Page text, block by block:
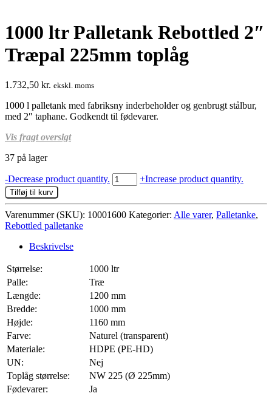
1000 ltr Palletank Rebottled 2″
Træpal 225mm toplåg
1.732,50 kr. ekskl. moms
1000 l palletank med fabriksny inderbeholder og genbrugt stålbur,
med 2″ taphane. Godkendt til fødevarer.
Vis fragt oversigt
37 på lager
-Decrease product quantity. 1000
ltr
Rebottled
2"
antal
+Increase product quantity.
Tilføj til kurv
Varenummer (SKU): 10001600 Kategorier: Alle varer, Palletanke,
Rebottled palletanke
Beskrivelse
Størrelse:
1000 ltr
Palle:
Træ
Længde:
1200 mm
Bredde:
1000 mm
Højde:
1160 mm
Farve:
Naturel (transparent)
Materiale:
HDPE (PE-HD)
UN:
Nej
Toplåg størrelse:
NW 225 (Ø 225mm)
Fødevarer:
Ja